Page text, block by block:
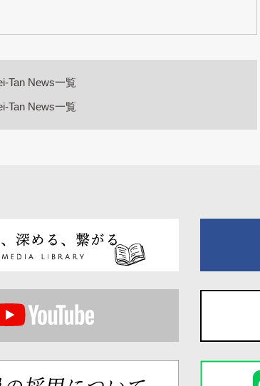
Tan News一覧
Tan News一覧